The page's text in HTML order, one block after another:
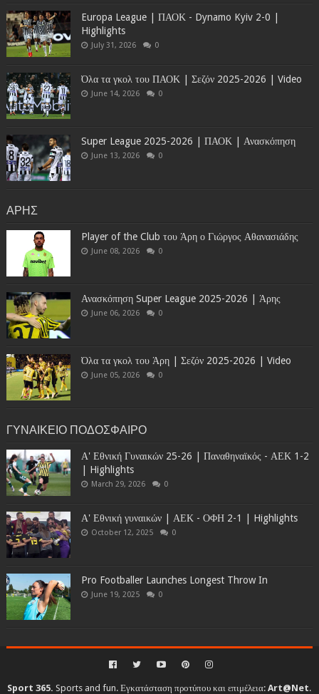
Europa League | ΠΑΟΚ - Dynamo Kyiv 2-0 |
Highlights
July 31, 2026 0
Όλα τα γκολ του ΠΑΟΚ | Σεζόν 2025-2026 | Video
June 14, 2026 0
Super League 2025-2026 | ΠΑΟΚ | Ανασκόπηση
June 13, 2026 0
ΑΡΗΣ
Player of the Club του Άρη ο Γιώργος Αθανασιάδης
June 08, 2026 0
Ανασκόπηση Super League 2025-2026 | Άρης
June 06, 2026 0
Όλα τα γκολ του Άρη | Σεζόν 2025-2026 | Video
June 05, 2026 0
ΓΥΝΑΙΚΕΙΟ ΠΟΔΟΣΦΑΙΡΟ
Α' Εθνική Γυναικών 25-26 | Παναθηναϊκός - ΑΕΚ 1-2
| Highlights
March 29, 2026 0
Α' Εθνική γυναικών | ΑΕΚ - ΟΦΗ 2-1 | Highlights
October 12, 2025 0
Pro Footballer Launches Longest Throw In
June 19, 2025 0
Sport 365. Sports and fun. Εγκατάσταση προτύπου και επιμέλεια:Art@Net.